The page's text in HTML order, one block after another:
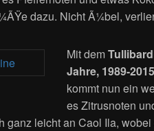
dazu. Nicht Ã¼bel,
Mit dem
Jahre, 1989-
kommt nun ein
es Zitrusnoten
ganz leicht an Caol Ila,